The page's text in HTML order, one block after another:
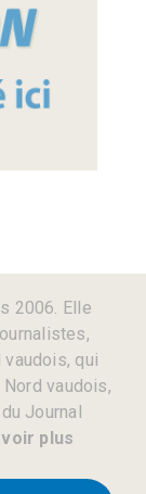
2006. Elle
qui
vaudois,
Journal
plus